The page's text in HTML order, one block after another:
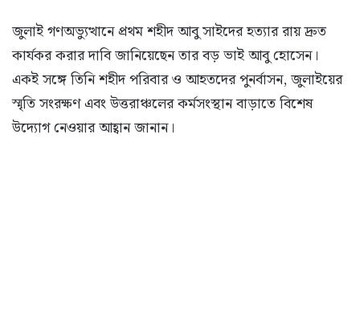
জুলাই গণঅভ্যুত্থানে প্রথম শহীদ আবু সাইদের হত্যার রায় দ্রুত
কার্যকর করার দাবি জানিয়েছেন তার বড় ভাই আবু হোসেন।
একই সঙ্গে তিনি শহীদ পরিবার ও আহতদের পুনর্বাসন, জুলাইয়ের
স্মৃতি সংরক্ষণ এবং উত্তরাঞ্চলের কর্মসংস্থান বাড়াতে বিশেষ
উদ্যোগ নেওয়ার আহ্বান জানান।